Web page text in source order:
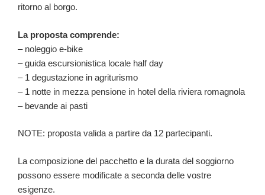
ritorno al borgo.
La proposta comprende:
– noleggio e-bike
– guida escursionistica locale half day
– 1 degustazione in agriturismo
– 1 notte in mezza pensione in hotel della riviera romagnola
– bevande ai pasti
NOTE: proposta valida a partire da 12 partecipanti.
La composizione del pacchetto e la durata del soggiorno
possono essere modificate a seconda delle vostre
esigenze.